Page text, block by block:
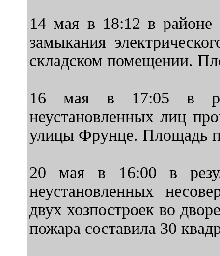
14 мая в 18:12 в районе
замыкания
складском помещении.
16 мая в 17:05 в
неустановленных лиц
улицы Фрунце. Площадь
20 мая в 16:00 в
неустановленных
двух хозпостроек во
пожара составила 30